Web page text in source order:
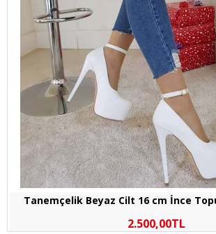
2.500,00TL